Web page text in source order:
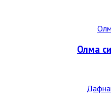
Олма